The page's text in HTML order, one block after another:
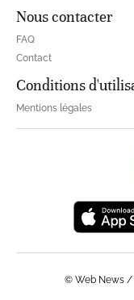
Nous contacter
FAQ
Contact
Conditions
Mentions légales
© Web News /